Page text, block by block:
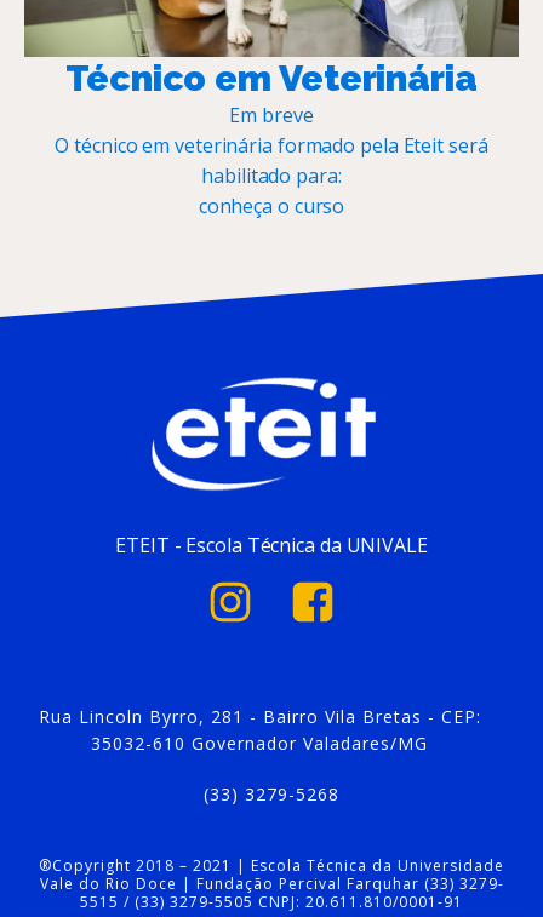
Técnico em Veterinária
Em breve
O técnico em veterinária formado pela Eteit será
habilitado para:
conheça o curso
ETEIT - Escola Técnica da UNIVALE
Rua Lincoln Byrro, 281 - Bairro Vila Bretas - CEP:
35032-610 Governador Valadares/MG
(33) 3279-5268
®Copyright 2018 – 2021 | Escola Técnica da Universidade
Vale do Rio Doce | Fundação Percival Farquhar (33) 3279-
5515 / (33) 3279-5505 CNPJ: 20.611.810/0001-91